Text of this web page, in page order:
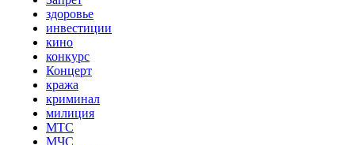
здоровье
инвестиции
кино
конкурс
Концерт
кража
криминал
милиция
МТС
МЧС